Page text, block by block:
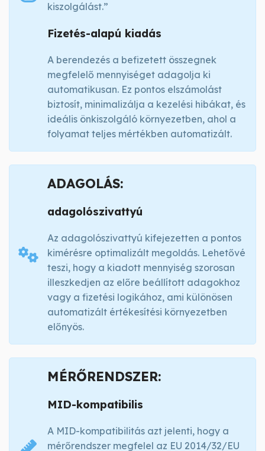
kiszolgálást.”
Fizetés-alapú kiadás
A berendezés a befizetett összegnek
megfelelő mennyiséget adagolja ki
automatikusan. Ez pontos elszámolást
biztosít, minimalizálja a kezelési hibákat, és
ideális önkiszolgáló környezetben, ahol a
folyamat teljes mértékben automatizált.
ADAGOLÁS:
adagolószivattyú
Az adagolószivattyú kifejezetten a pontos
kimérésre optimalizált megoldás. Lehetővé
teszi, hogy a kiadott mennyiség szorosan
illeszkedjen az előre beállított adagokhoz
vagy a fizetési logikához, ami különösen
automatizált értékesítési környezetben
előnyös.
MÉRŐRENDSZER:
MID-kompatibilis
A MID-kompatibilitás azt jelenti, hogy a
mérőrendszer megfelel az EU 2014/32/EU